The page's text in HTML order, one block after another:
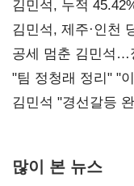
김민석, 누적
0.86%p(2보)
김민석, 제주·인천
공세 멈춘 김민석…
"팀 정청래 정리" "
다툼 격화
김민석 "경선갈등
많이 본 뉴스